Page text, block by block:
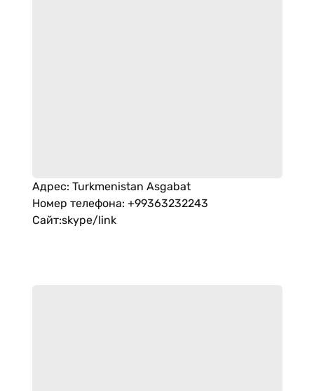
Адрес: Turkmenistan Asgabat
Номер телефона: +99363232243
Сайт:skype/link